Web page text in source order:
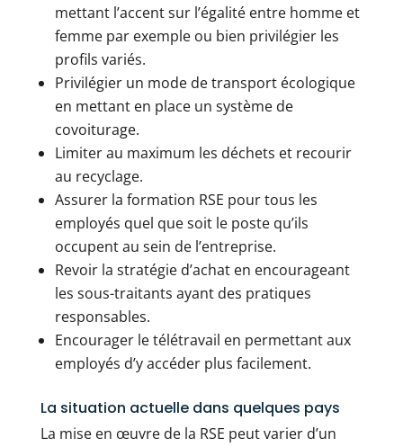
mettant l’accent sur l’égalité entre homme et
femme par exemple ou bien privilégier les
profils variés.
Privilégier un mode de transport écologique
en mettant en place un système de
covoiturage.
Limiter au maximum les déchets et recourir
au recyclage.
Assurer la formation RSE pour tous les
employés quel que soit le poste qu’ils
occupent au sein de l’entreprise.
Revoir la stratégie d’achat en encourageant
les sous-traitants ayant des pratiques
responsables.
Encourager le télétravail en permettant aux
employés d’y accéder plus facilement.
La situation actuelle dans quelques pays
La mise en œuvre de la RSE peut varier d’un